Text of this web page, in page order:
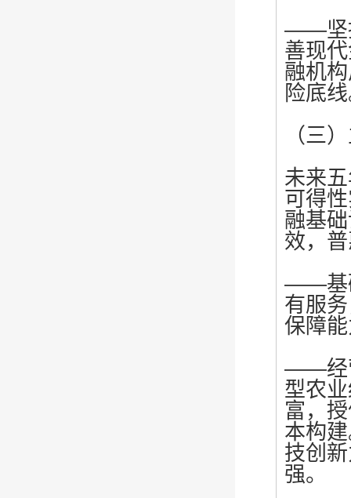
——坚
善现
融机
险底
（三
未来
可得
融基
效，
——基
有服
保障
——经
型农
富，
本构
技创
强。